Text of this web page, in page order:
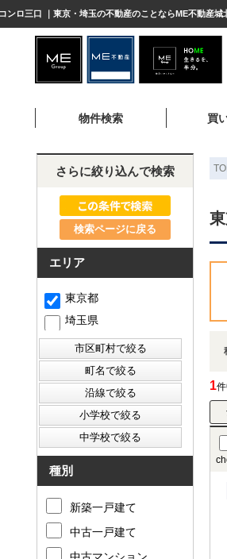
ンロ三口 ｜東京・埼玉の不動産のことならME不動産城
物件検索 買
1
さらに絞り込んで検索
検索ページに戻る
エリア
東京都
埼玉県
種別
新築一戸建て
中古一戸建て
中古マンション